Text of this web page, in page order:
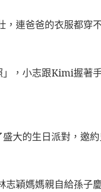
連爸爸的衣服都穿
，小志跟Kimi握著
大的生日派對，邀
穎媽媽親自給孫子